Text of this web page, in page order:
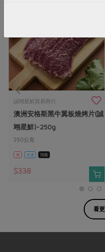
誠翊星鮮貿易商行
澳洲安格斯黑牛翼板燒烤片(誠
翊星鮮)-250g
250公克
葷 冷凍 預購
$338
看